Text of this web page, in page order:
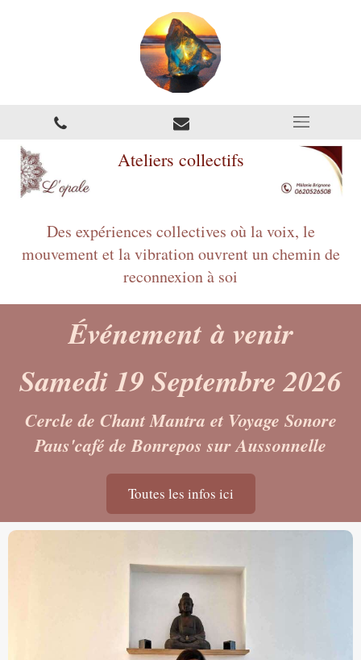
Ateliers collectifs
Des expériences collectives où la voix, le
mouvement et la vibration ouvrent un chemin de
reconnexion à soi
Événement à venir
Samedi 19 Septembre 2026
Cercle de Chant Mantra et Voyage Sonore
Paus'café de Bonrepos sur Aussonnelle
Toutes les infos ici